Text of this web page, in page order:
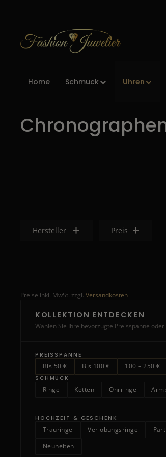
Home Schmuck
Hersteller Preis
Preise inkl. MwSt. zzgl. Versandkosten
KOLLEKTION ENTDECKEN
Wählen Sie Ihre bevorzugte Preisspanne
PREISSPANNE
Bis 50 € Bis 100 € 100 – 250 €
SCHMUCK
Ringe Ketten Ohrringe
HOCHZEIT & GESCHENK
Trauringe Verlobungsringe
Neuheiten